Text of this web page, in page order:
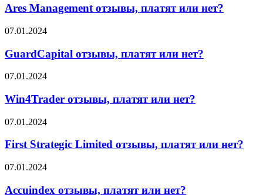
отзывы,
платят
или
нет?
Ares Management отзывы, платят или нет?
GuardCapital
платят
или
нет?
07.01.2024
GuardCapital отзывы, платят или нет?
Win4Trader
платят
или
нет?
07.01.2024
Win4Trader отзывы, платят или нет?
First
Limited
платят
нет?
07.01.2024
First Strategic Limited отзывы, платят или нет?
Accuindex
платят
07.01.2024
Accuindex отзывы, платят или нет?